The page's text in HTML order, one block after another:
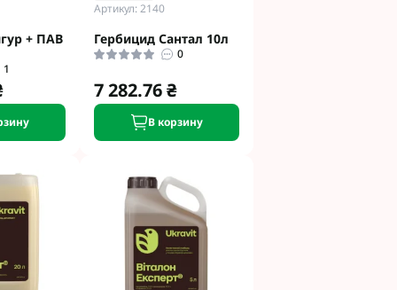
Сингента Под
+ ПАВ
1
Артикул: 2140
Гербицид Сантал 10л
0
7 282.76 ₴
В корзину